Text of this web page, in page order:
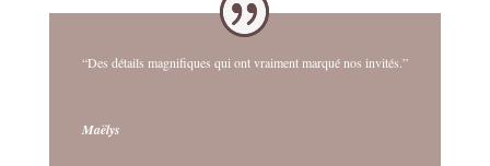
“Des détails magnifiques qui ont vraiment marqué nos invités.”
Maëlys